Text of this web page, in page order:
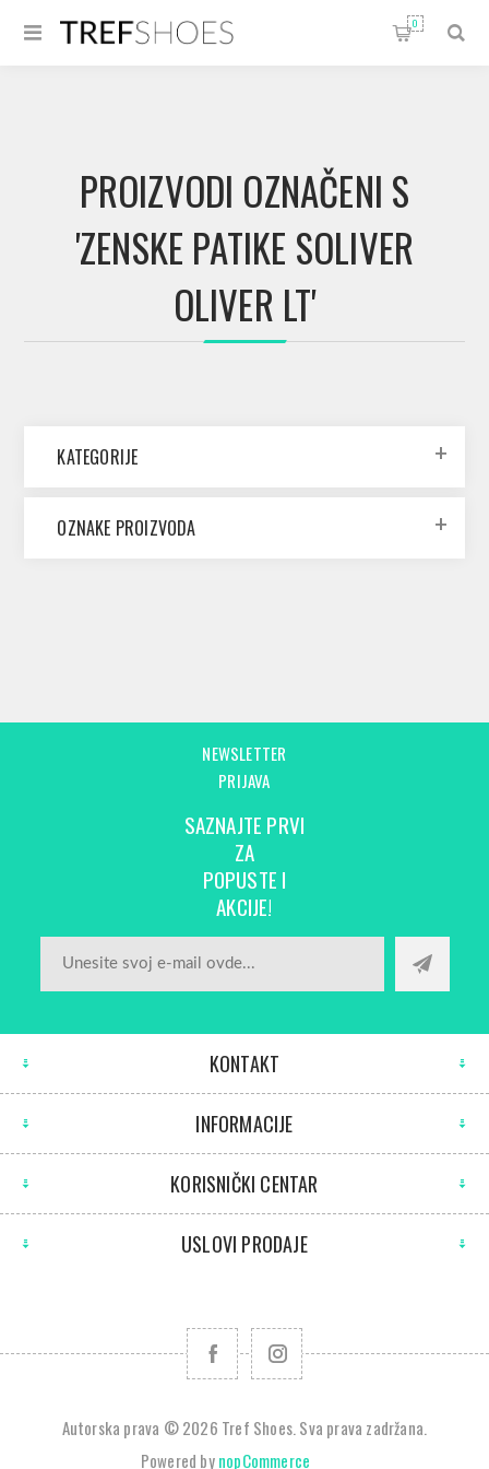
0
PROIZVODI OZNAČENI S
'ZENSKE PATIKE SOLIVER
OLIVER LT'
KATEGORIJE
OZNAKE PROIZVODA
NEWSLETTER
PRIJAVA
SAZNAJTE PRVI
ZA
POPUSTE I
AKCIJE!
KONTAKT
INFORMACIJE
KORISNIČKI CENTAR
USLOVI PRODAJE
Autorska prava © 2026 Tref Shoes. Sva prava zadržana.
Powered bynopCommerce